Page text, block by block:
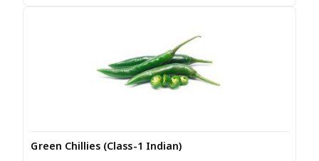
Green Chillies (Class-1 Indian)